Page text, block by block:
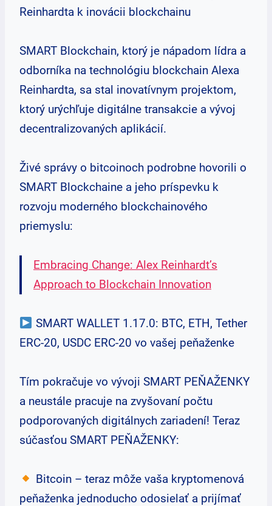
Reinhardta k inovácii blockchainu
SMART Blockchain, ktorý je nápadom lídra a
odborníka na technológiu blockchain Alexa
Reinhardta, sa stal inovatívnym projektom,
ktorý urýchľuje digitálne transakcie a vývoj
decentralizovaných aplikácií.
Živé správy o bitcoinoch podrobne hovorili o
SMART Blockchaine a jeho príspevku k
rozvoju moderného blockchainového
priemyslu:
Embracing Change: Alex Reinhardt’s
Approach to Blockchain Innovation
SMART WALLET 1.17.0: BTC, ETH, Tether
ERC-20, USDC ERC-20 vo vašej peňaženke
Tím pokračuje vo vývoji SMART PEŇAŽENKY
a neustále pracuje na zvyšovaní počtu
podporovaných digitálnych zariadení! Teraz
súčasťou SMART PEŇAŽENKY:
Bitcoin – teraz môže vaša kryptomenová
peňaženka jednoducho odosielať a prijímať